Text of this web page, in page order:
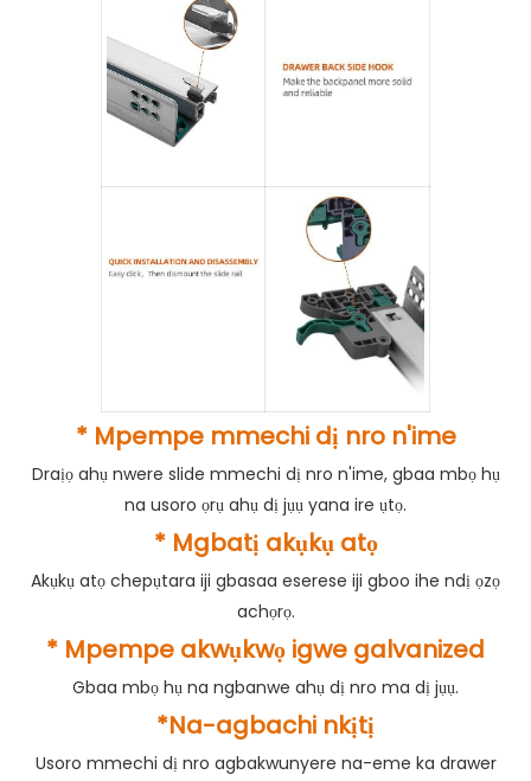
* Mpempe mmechi dị nro n'ime
Draịọ ahụ nwere slide mmechi dị nro n'ime, gbaa mbọ hụ
na usoro ọrụ ahụ dị jụụ yana ire ụtọ.
* Mgbatị akụkụ atọ
Akụkụ atọ chepụtara iji gbasaa eserese iji gboo ihe ndị ọzọ
achọrọ.
* Mpempe akwụkwọ igwe galvanized
Gbaa mbọ hụ na ngbanwe ahụ dị nro ma dị jụụ.
*Na-agbachi nkịtị
Usoro mmechi dị nro agbakwunyere na-eme ka drawer